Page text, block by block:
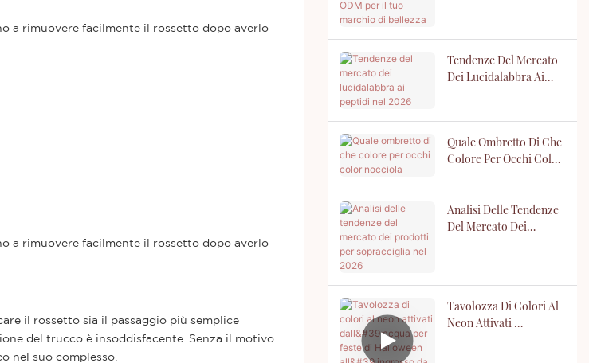
a rimuovere facilmente il rossetto dopo averlo
a rimuovere facilmente il rossetto dopo averlo
il rossetto sia il passaggio più semplice
del trucco è insoddisfacente. Senza il motivo
nel suo complesso.
Tendenze Del Mercato
Dei Lucidalabbra Ai
Quale Ombretto Di Che
Colore Per Occhi Color
Analisi Delle Tendenze
Del Mercato Dei
Tavolozza Di Colori Al
Neon Attivati ​​